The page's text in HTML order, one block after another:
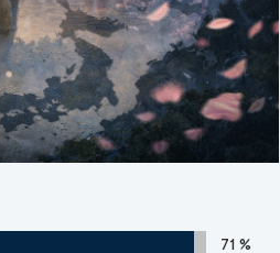
71 %